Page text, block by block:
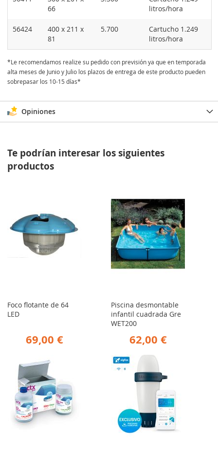
66
litros/hora
56424
400 x 211 x
81
5.700
Cartucho 1.249
litros/hora
*Le recomendamos realize su pedido con previsión ya que en temporada
alta meses de Junio y Julio los plazos de entrega de este producto pueden
sobrepasar los 10-15 días*
Opiniones
Te podrían interesar los siguientes
productos
Foco flotante de 64
LED
69,00 €
Piscina desmontable
infantil cuadrada Gre
WET200
62,00 €